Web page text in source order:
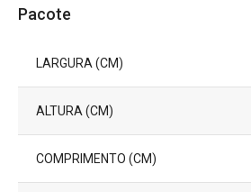
Pacote
LARGURA (CM)
ALTURA (CM)
COMPRIMENTO (CM)